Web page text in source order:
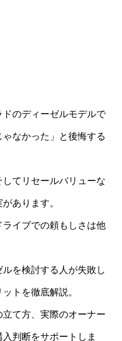
のディーゼルモデルで
なかった」と後悔する
てリセールバリューな
あります。
イブでの頼もしさは他
を検討する人が失敗し
トを徹底解説。
て方、実際のオーナー
判断をサポートしま